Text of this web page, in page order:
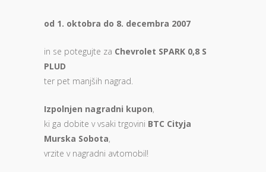
od 1. oktobra do 8. decembra 2007
in se potegujte za Chevrolet SPARK 0,8 S
PLUD
ter pet manjših nagrad.
Izpolnjen nagradni kupon,
ki ga dobite v vsaki trgovini BTC Cityja
Murska Sobota,
vrzite v nagradni avtomobil!